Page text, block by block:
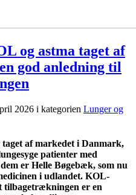
og astma taget af
god anledning til
2026 i kategorien Lunger og
af markedet i Danmark,
patienter med
er Helle Bøgebæk, som nu
i udlandet. KOL-
tilbagetrækningen er en